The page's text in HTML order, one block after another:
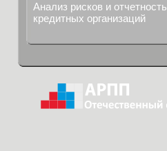
Анализ рисков и отчетность
кредитных организаций